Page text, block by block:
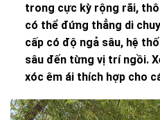
trong cực kỳ rộng rãi,
có thể đứng thẳng di
cấp có độ ngả sâu, hệ
sâu đến từng vị trí ngồi.
xóc êm ái thích hợp cho